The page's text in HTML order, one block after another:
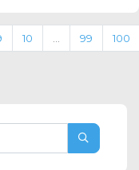
10 99 100